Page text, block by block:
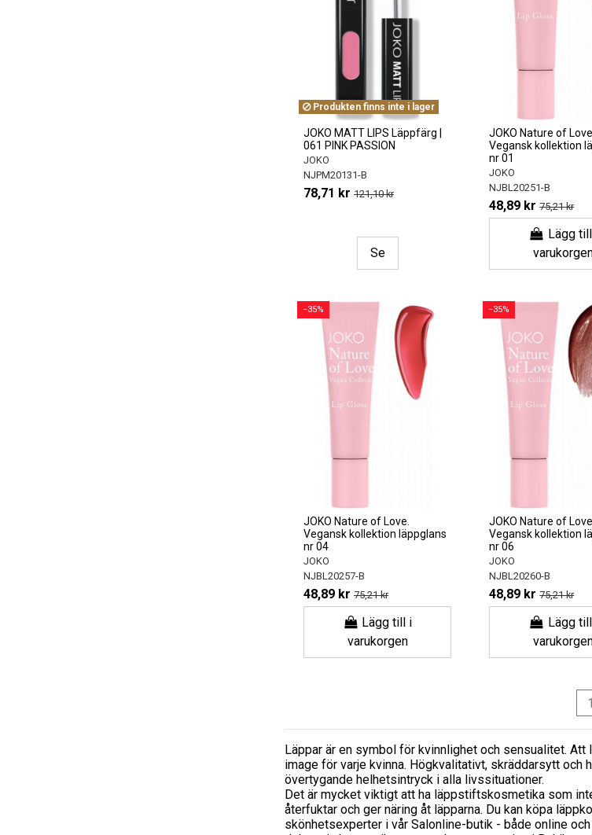
Produkten finns inte i lager
JOKO MATT LIPS Läppfärg |
061 PINK PASSION
JOKO
NJPM20131-B
78,71 kr 121,10 kr
Se
JOKO Nature of Love.
Vegansk kollektion
nr 01
JOKO
NJBL20251-B
48,89 kr 75,21 kr
Lägg
−35%
JOKO Nature of Love.
Vegansk kollektion läppglans
nr 04
JOKO
NJBL20257-B
48,89 kr 75,21 kr
Lägg till i
varukorgen
−35%
JOKO Nature of
Vegansk kollektion
nr 06
JOKO
NJBL20260-B
48,89 kr 75,21 kr
Lägg
1
Läppar är en symbol för kvinnlighet och sensualitet.
image för varje kvinna. Högkvalitativt, skräddarsytt
övertygande helhetsintryck i alla livssituationer.
Det är mycket viktigt att ha läppstiftskosmetika som
återfuktar och ger näring åt läpparna. Du kan köpa
skönhetsexperter i vår Salonline-butik - både online